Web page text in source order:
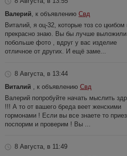
Валерий, к объявлению Свд
Виталий, я оц-32, которые тоз со цкибом
прекрасно знаю. Вы бы лучше выложили
побольше фото , вдруг у вас изделие
отличное от других. И ещё заме...
8 Августа, в 13:44
Виталий , к объявлению Свд
Валерий попробуйте начать мыслить
!!! А то от вашего бреда веет женскими
гормонами ! Если вы все знаете то
поспорим и проверим ! Вы ...
8 Августа, в 11:49